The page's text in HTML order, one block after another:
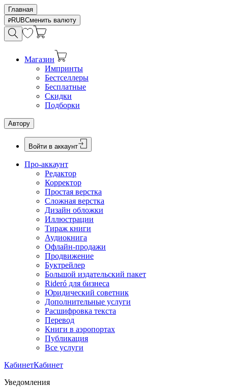
Главная
RUBСменить валюту
Магазин
Импринты
Бестселлеры
Бесплатные
Скидки
Подборки
Автору
Войти в аккаунт
Про-аккаунт
Редактор
Корректор
Простая верстка
Сложная верстка
Дизайн обложки
Иллюстрации
Тираж книги
Аудиокнига
Офлайн-продажи
Продвижение
Буктрейлер
Большой издательский пакет
Rideró для бизнеса
Юридический советник
Дополнительные услуги
Расшифровка текста
Перевод
Книги в аэропортах
Публикация
Все услуги
КабинетКабинет
Уведомления